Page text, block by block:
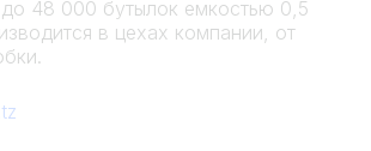
48 000 бутылок емкостью 0,5
в цехах компании, от